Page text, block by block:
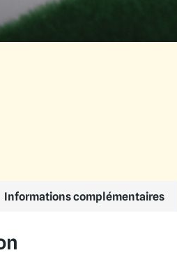
Informations complémentaires